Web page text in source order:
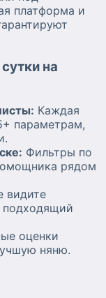
платформа и
на
Каждая
параметрам,
Фильтры по
рядом
видите
подходящий
оценки
няню.